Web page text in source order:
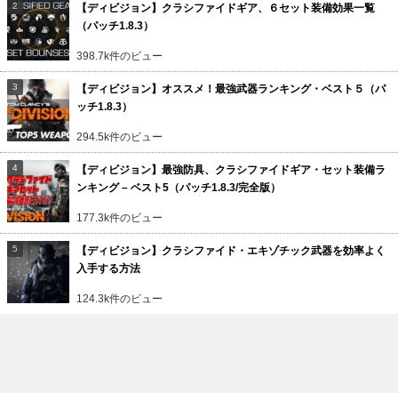
【ディビジョン】クラシファイドギア、６セット装備効果一覧
（パッチ1.8.3）
398.7k件のビュー
【ディビジョン】オススメ！最強武器ランキング・ベスト５（パ
ッチ1.8.3）
294.5k件のビュー
【ディビジョン】最強防具、クラシファイドギア・セット装備ラ
ンキング – ベスト5（パッチ1.8.3/完全版）
177.3k件のビュー
【ディビジョン】クラシファイド・エキゾチック武器を効率よく
入手する方法
124.3k件のビュー